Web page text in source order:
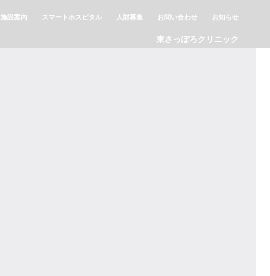
施設案内 スマートホスピタル 人財募集 お問い合わせ お知らせ
東さっぽろクリニック